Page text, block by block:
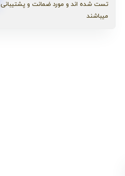
تست شده اند و مورد ضمانت و پشتیبانی
میباشند